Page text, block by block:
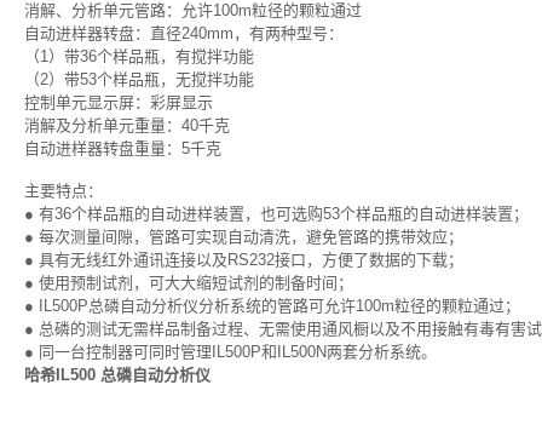
消解、分析单元管路：允许100m粒径的颗粒通过
自动进样器转盘：直径240mm，有两种型号：
（1）带36个样品瓶，有搅拌功能
（2）带53个样品瓶，无搅拌功能
控制单元显示屏：彩屏显示
消解及分析单元重量：40千克
自动进样器转盘重量：5千克
主要特点：
● 有36个样品瓶的自动进样装置，也可选购53个样品瓶的自动进样装置；
● 每次测量间隙，管路可实现自动清洗，避免管路的携带效应；
● 具有无线红外通讯连接以及RS232接口，方便了数据的下载；
● 使用预制试剂，可大大缩短试剂的制备时间；
● IL500P总磷自动分析仪分析系统的管路可允许100m粒径的颗粒通过；
● 总磷的测试无需样品制备过程、无需使用通风橱以及不用接触有毒有害
● 同一台控制器可同时管理IL500P和IL500N两套分析系统。
哈希IL500 总磷自动分析仪